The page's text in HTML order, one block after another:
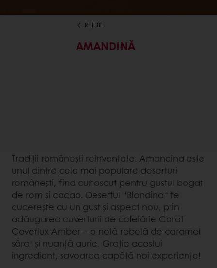
REȚETE
AMANDINĂ
Tradiții românești reinventate. Amandina este
unul dintre cele mai populare deserturi
românești, fiind cunoscut pentru gustul bogat
de rom și cacao. Desertul “Blondina“ te
cucerește cu un gust și aspect nou, prin
adăugarea cuverturii de cofetărie Carat
Coverlux Amber – o notă rebelă de caramel
sărat și nuanță aurie. Grație acestui
ingredient, savoarea capătă noi experiențe!